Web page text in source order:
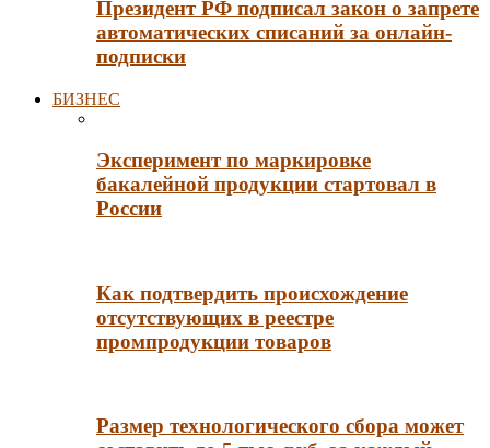
Президент РФ подписал закон о запрете
автоматических списаний за онлайн-
подписки
БИЗНЕС
Эксперимент по маркировке
бакалейной продукции стартовал в
России
Как подтвердить происхождение
отсутствующих в реестре
промпродукции товаров
Размер технологического сбора может